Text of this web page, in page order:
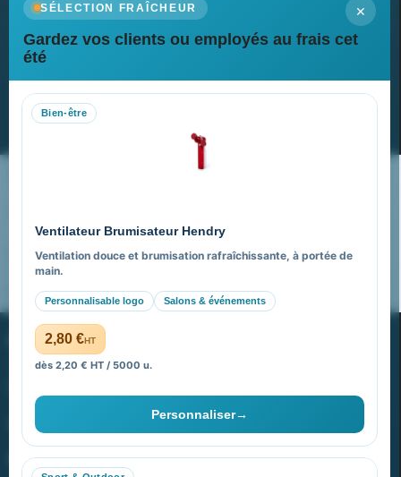
×
SÉLECTION FRAÎCHEUR
Gardez vos clients ou employés au frais cet
été
Bien-être
Ventilateur Brumisateur Hendry
Ventilation douce et brumisation rafraîchissante, à portée de
main.
Personnalisable logo Salons & événements
2,80 €HT
dès 2,20 € HT / 5000 u.
Personnaliser→
Newsletter
Recevez nos dernières nouvelles et nos offres spéciales
Nos expertises & accompagnement global
FAQ sur Promenoch Goodies Pub France
Pourquoi ça a marché à 100% pour moi ?
PROMENOCH GOODIES
40 rue Madeleine Michelis
92 200 Neuilly